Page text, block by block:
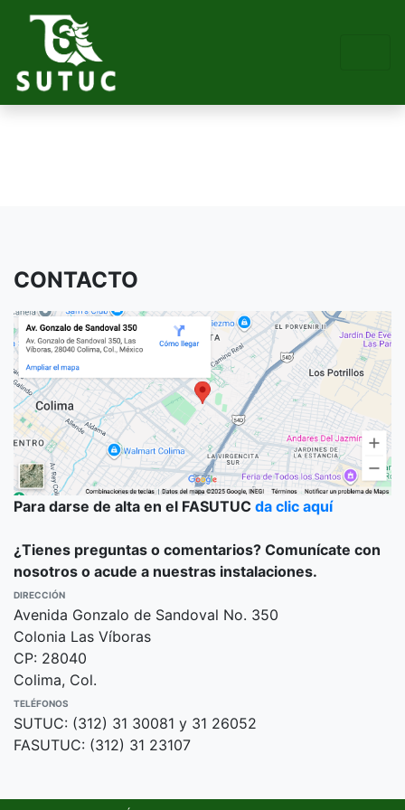
CONTACTO
Para darse de alta en el FASUTUC da clic aquí
¿Tienes preguntas o comentarios? Comunícate con
nosotros o acude a nuestras instalaciones.
DIRECCIÓN
Avenida Gonzalo de Sandoval No. 350
Colonia Las Víboras
CP: 28040
Colima, Col.
TELÉFONOS
SUTUC: (312) 31 30081 y 31 26052
FASUTUC: (312) 31 23107